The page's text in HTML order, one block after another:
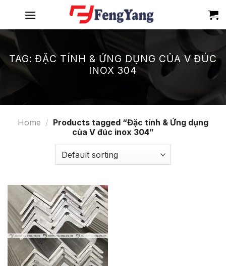
content
TAG:ĐẶC TÍNH & ỨNG DỤNG CỦA V ĐÚC
INOX 304
Home / Products tagged “Đặc tính & Ứng dụng
của V đúc inox 304”